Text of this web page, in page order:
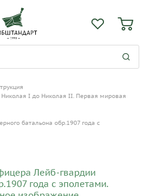
I до Николая II. Первая мировая
батальона обр.1907 года с